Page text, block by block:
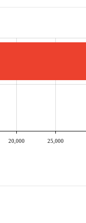
20,000 25,000